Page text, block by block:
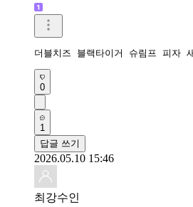
더블치즈 블랙타이거 슈림프 피자
0
1
답글 쓰기
2026.05.10 15:46
최강수인